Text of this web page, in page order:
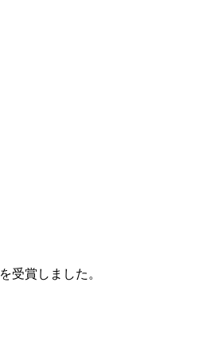
受賞しました。